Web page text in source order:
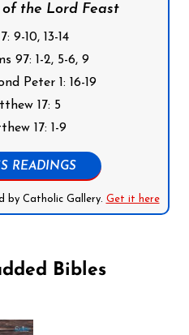
the Lord Feast
9-10, 13-14
97: 1-2, 5-6, 9
Peter 1: 16-19
17: 5
17: 1-9
READINGS
by Catholic Gallery. Get it here
Bibles